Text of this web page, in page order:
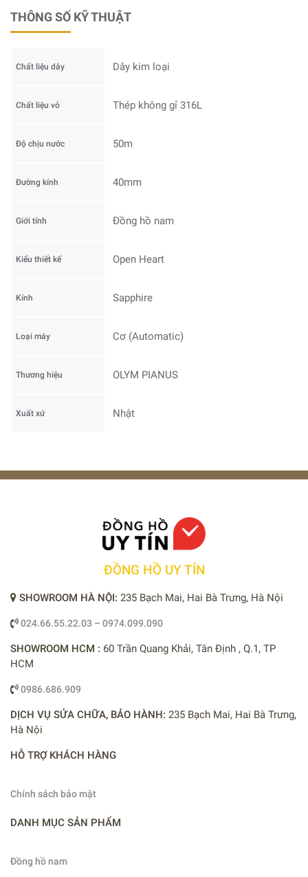
THÔNG SỐ KỸ THUẬT
Chất liệu dây Dây kim loại
Chất liệu vỏ Thép không gỉ 316L
Độ chịu nước 50m
Đường kính 40mm
Giới tính Đồng hồ nam
Kiểu thiết kế Open Heart
Kính Sapphire
Loại máy Cơ (Automatic)
Thương hiệu OLYM PIANUS
Xuất xứ Nhật
ĐỒNG HỒ UY TÍN
SHOWROOM HÀ NỘI: 235 Bạch Mai, Hai Bà Trưng, Hà Nội
024.66.55.22.03 – 0974.099.090
SHOWROOM HCM : 60 Trần Quang Khải, Tân Định , Q.1, TP
HCM
0986.686.909
DỊCH VỤ SỬA CHỮA, BẢO HÀNH: 235 Bạch Mai, Hai Bà Trưng,
Hà Nội
HỖ TRỢ KHÁCH HÀNG
Chính sách bảo mật
DANH MỤC SẢN PHẨM
Đồng hồ nam